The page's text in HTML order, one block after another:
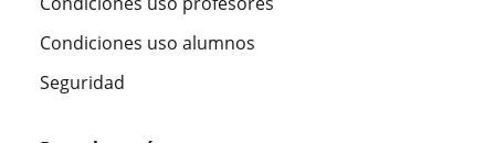
Condiciones uso alumnos
Seguridad